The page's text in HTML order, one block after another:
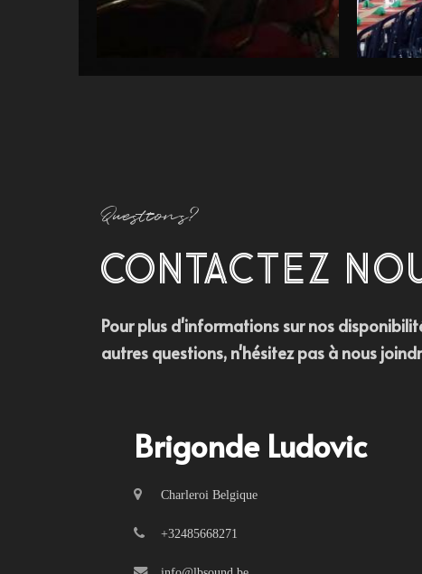
Questions?
CONTACTEZ
Pour plus d'informations sur nos
autres questions, n'hésitez pas à nous
Brigonde Ludovic
Charleroi Belgique
+32485668271